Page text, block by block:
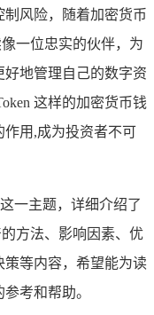
风险，随着加密货币
一位忠实的伙伴，为
地管理自己的数字资
这样的加密货币钱
用,成为投资者不可
一主题，详细介绍了
方法、影响因素、优
等内容，希望能为读
考和帮助。